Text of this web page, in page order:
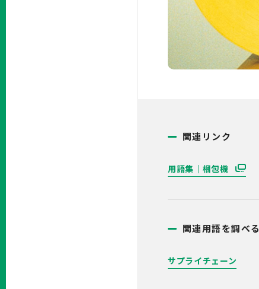
関連リンク
用語集｜梱包機
関連用語を調べる
サプライチェーン